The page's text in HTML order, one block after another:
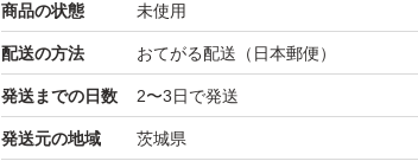
商品の状態 未使用
配送の方法 おてがる配送（日本郵便）
発送までの日数 2〜3日で発送
発送元の地域 茨城県